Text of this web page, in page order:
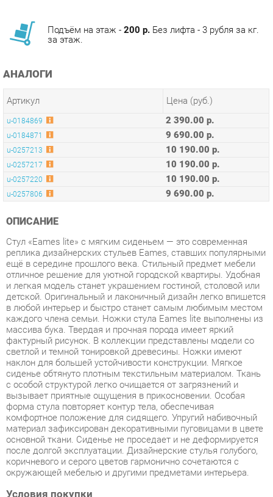
АНАЛОГИ
u-0184871 9 690.00 р.
10 190.00 р.
u-0257217 10 190.00 р.
u-0257220 10 190.00 р.
u-0257806 9 690.00 р.
ОПИСАНИЕ
Стул «Eames lite» с мягким сиденьем — это современная
ещё в середине прошлого века. Стильный предмет мебели
и легкая модель станет украшением гостиной, столовой или
детской. Оригинальный и лаконичный дизайн легко впишется
в любой интерьер и быстро станет самым любимым местом
каждого члена семьи. Ножки стула Eames lite выполнены из
массива бука. Твердая и прочная порода имеет яркий
фактурный рисунок. В коллекции представлены модели со
светлой и темной тонировкой древесины. Ножки имеют
наклон для большей устойчивости конструкции. Мягкое
сиденье обтянуто плотным текстильным материалом. Ткань
с особой структурой легко очищается от загрязнений и
вызывает приятные ощущения в прикосновении. Особая
форма стула повторяет контур тела, обеспечивая
комфортное положение для сидящего. Упругий набивочный
материал зафиксирован декоративными пуговицами в цвете
основной ткани. Сиденье не проседает и не деформируется
после долгой эксплуатации. Дизайнерские стулья голубого,
коричневого и серого цветов гармонично сочетаются с
окружающей мебелью и другими предметами интерьера.
Условия покупки
Благодаря качественным фото, исчерпывающей информации
о характеристиках и параметрах, а также отзывам
покупателей маркетплэйса «Стулья-Екатеринбург» купить
товар «Стул R-home EAMES Желт/Венге» категории Стулья